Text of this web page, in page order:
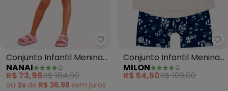
Nanai - Conjunto Infantil
Conjunto Infantil Menina
Estampa (Bege)
NANAI
R$ 73,96R$ 184,90
ou 2x de R$ 36,98 sem juros
Conjunto Infantil Menina
Estampa (Off White)
MILON
R$ 54,50R$ 109,00